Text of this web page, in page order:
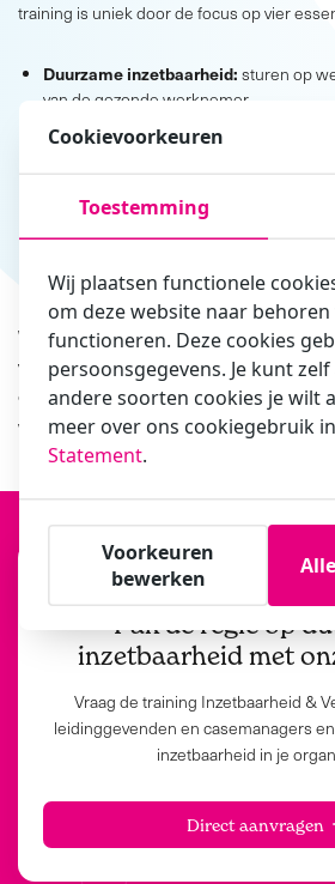
training is uniek door de focus op vier
Duurzame inzetbaarheid: sturen op
van de gezonde werknemer.
Het ziekgesprek:professioneel
(belangrijk voor de relatie).
of weerstand.
We nemen ruim de tijd om te oefenen met
verzuimcasuïstiek (proces, tactiek, welke
en het omgaan met weerstand
wel”).
Pak de regie op
inzetbaarheid met
Vraag de training Inzetbaarheid &
leidinggevenden en casemanagers
inzetbaarheid in je
Direct aanvragen
Cookievoorkeuren
Toestemming
Wij plaatsen functionele
om deze website naar
functioneren. Deze cookies
persoonsgegevens. Je kunt
andere soorten cookies je wilt
meer over ons cookiegebruik
Statement.
Voorkeuren
bewerken